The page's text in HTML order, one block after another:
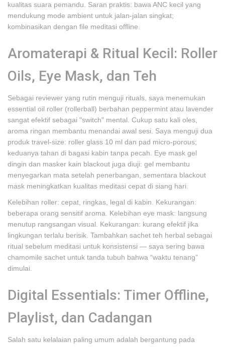
kualitas suara pemandu. Saran praktis: bawa ANC kecil yang
mendukung mode ambient untuk jalan-jalan singkat;
kombinasikan dengan file meditasi offline.
Aromaterapi & Ritual Kecil: Roller
Oils, Eye Mask, dan Teh
Sebagai reviewer yang rutin menguji rituals, saya menemukan
essential oil roller (rollerball) berbahan peppermint atau lavender
sangat efektif sebagai "switch" mental. Cukup satu kali oles,
aroma ringan membantu menandai awal sesi. Saya menguji dua
produk travel-size: roller glass 10 ml dan pad micro-porous;
keduanya tahan di bagasi kabin tanpa pecah. Eye mask gel
dingin dan masker kain blackout juga diuji: gel membantu
menyegarkan mata setelah penerbangan, sementara blackout
mask meningkatkan kualitas meditasi cepat di siang hari.
Kelebihan roller: cepat, ringkas, legal di kabin. Kekurangan:
beberapa orang sensitif aroma. Kelebihan eye mask: langsung
menutup rangsangan visual. Kekurangan: kurang efektif jika
lingkungan terlalu berisik. Tambahkan sachet teh herbal sebagai
ritual sebelum meditasi untuk konsistensi — saya sering bawa
chamomile sachet untuk tanda tubuh bahwa “waktu tenang”
dimulai.
Digital Essentials: Timer Offline,
Playlist, dan Cadangan
Salah satu kelalaian paling umum adalah bergantung pada